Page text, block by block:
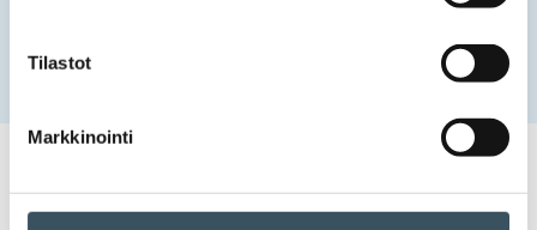
Tilastot
Markkinointi
Kiina-pakettien määrä kasvoi voimakkaasti myös vuonna
03.02.2026 13:42 Tiedotteet EU:n ulkopuolinen verkkokauppa,
kansainvälinen kilpailukyky,Kiina-krääsä,TEMU,tullimaksu,tullivapausraja